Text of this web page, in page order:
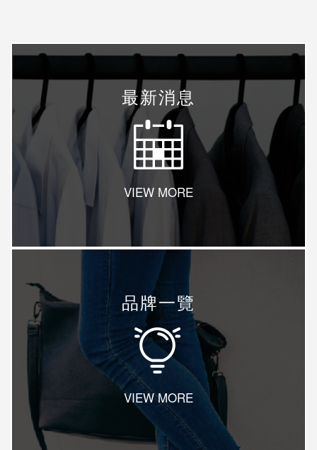
控股子公司
財務報告
章程文件
公告及通告
其他發布項目
IR 聯絡資訊
Language
简体
EN
最新消息
VIEW MORE
品牌一覽
VIEW MORE